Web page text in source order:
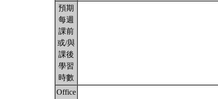
預期
每週
課前
或/與
課後
學習
時數
Office